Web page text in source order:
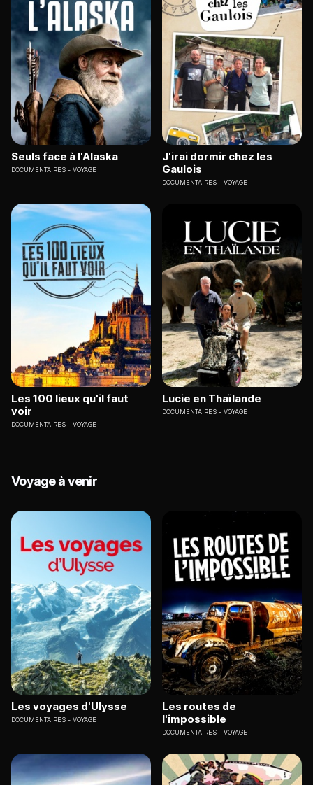
Seuls face à l'Alaska
DOCUMENTAIRES VOYAGE
J'irai dormir chez les
Gaulois
DOCUMENTAIRES VOYAGE
Les 100 lieux qu'il faut
voir
DOCUMENTAIRES VOYAGE
Lucie en Thaïlande
DOCUMENTAIRES VOYAGE
Voyage à venir
Les voyages d'Ulysse
DOCUMENTAIRES VOYAGE
Les routes de
l'impossible
DOCUMENTAIRES VOYAGE